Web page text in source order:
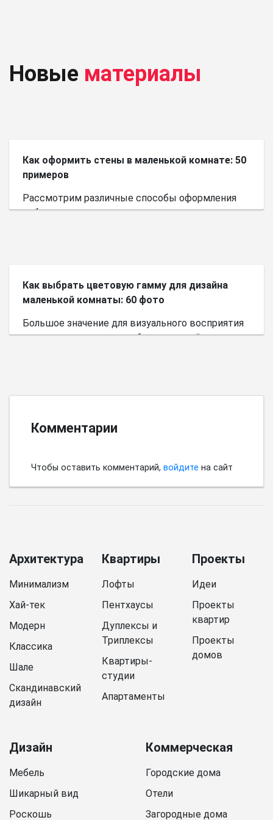
Новые материалы
Как оформить стены в маленькой комнате: 50
примеров
Рассмотрим различные способы оформления
небольшого пространства.
Как выбрать цветовую гамму для дизайна
маленькой комнаты: 60 фото
Большое значение для визуального восприятия
пространства имеет выбор цветовой палитры.
Комментарии
Чтобы оставить комментарий, войдите на сайт
Архитектура
Минимализм
Хай-тек
Модерн
Классика
Шале
Скандинавский
дизайн
Квартиры
Лофты
Пентхаусы
Дуплексы и
Триплексы
Квартиры-
студии
Апартаменты
Проекты
Идеи
Проекты
квартир
Проекты
домов
Дизайн
Мебель
Шикарный вид
Роскошь
Коммерческая
Городские дома
Отели
Загородные дома